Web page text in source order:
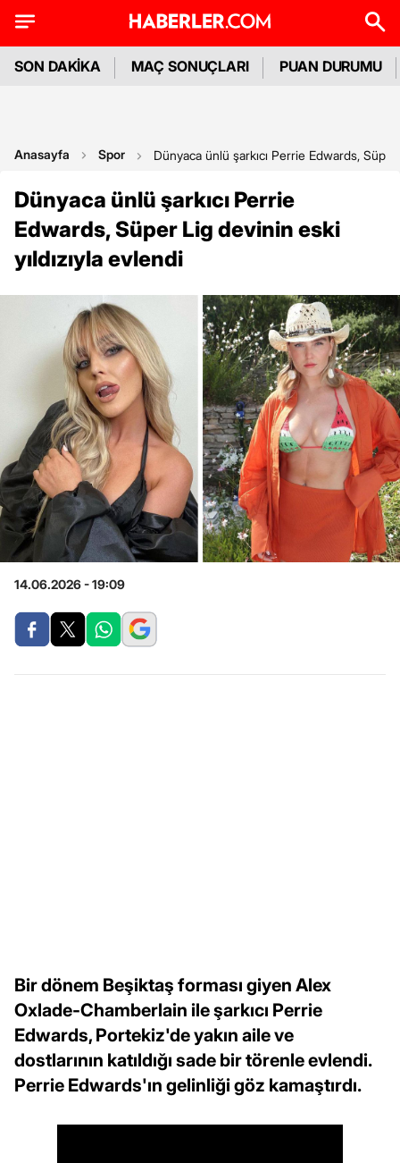
SON DAKİKA MAÇ SONUÇLARI PUAN DURUMU
Anasayfa Spor Dünyaca ünlü şarkıcı Perrie Edwards,
Dünyaca ünlü şarkıcı Perrie
Edwards, Süper Lig devinin eski
yıldızıyla evlendi
14.06.2026 - 19:09
Bir dönem Beşiktaş forması giyen Alex
Oxlade-Chamberlain ile şarkıcı Perrie
Edwards, Portekiz'de yakın aile ve
dostlarının katıldığı sade bir törenle evlendi.
Perrie Edwards'ın gelinliği göz kamaştırdı.